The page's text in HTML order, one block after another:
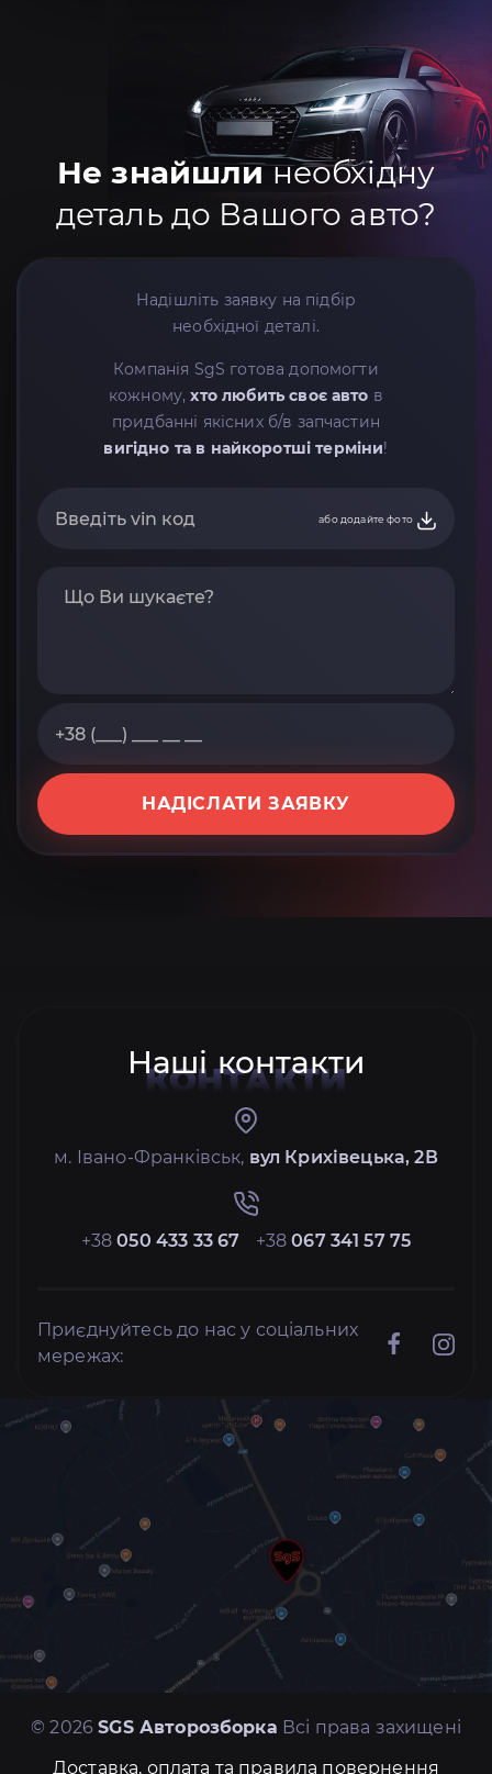
Не знайшлинеобхідну
деталь до Вашого авто?
Надішліть заявку на підбір
необхідної деталі.
Компанія SgS готова допомогти
кожному,хто любить своє авто в
придбанні якісних б/в запчастин
вигідно та в найкоротші терміни!
або додайте фото
НАДІСЛАТИ ЗАЯВКУ
Наші контакти
КОНТАКТИ
м. Івано-Франківськ, вул Крихівецька, 2В
+38050 433 33 67 +38067 341 57 75
Приєднуйтесь до нас у соціальних
мережах:
© 2026SGS Авторозборка Всі права захищені
Доставка, оплата та правила повернення